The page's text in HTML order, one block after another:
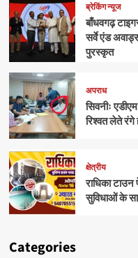
ब्रेकिंग न्यूज
बाँधवगढ़
सर्वे एंड
पुरस्कृत
अपराध
सिवनीः
रिश्वत लेते रंगे
क्षेत्रीय
राधिका
सुविधाओं के
Categories